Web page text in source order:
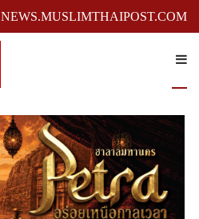
NEWS.MUSLIMTHAIPOST.COM